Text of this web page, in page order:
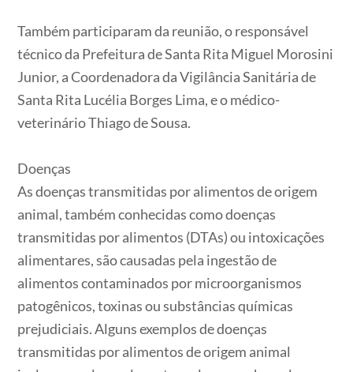
Também participaram da reunião, o responsável
técnico da Prefeitura de Santa Rita Miguel Morosini
Junior, a Coordenadora da Vigilância Sanitária de
Santa Rita Lucélia Borges Lima, e o médico-
veterinário Thiago de Sousa.
Doenças
As doenças transmitidas por alimentos de origem
animal, também conhecidas como doenças
transmitidas por alimentos (DTAs) ou intoxicações
alimentares, são causadas pela ingestão de
alimentos contaminados por microorganismos
patogênicos, toxinas ou substâncias químicas
prejudiciais. Alguns exemplos de doenças
transmitidas por alimentos de origem animal